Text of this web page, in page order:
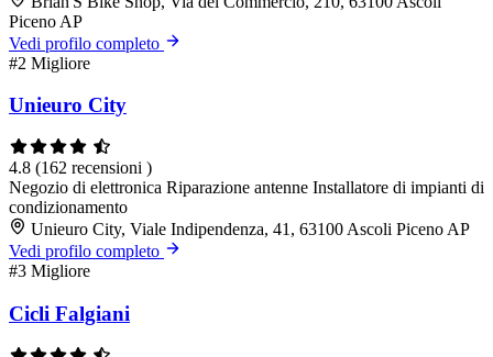
Piceno AP
Vedi profilo completo
#2 Migliore
Unieuro City
4.8 (162 recensioni )
Negozio di elettronica Riparazione antenne Installatore di impianti di
condizionamento
Unieuro City, Viale Indipendenza, 41, 63100 Ascoli Piceno AP
Vedi profilo completo
#3 Migliore
Cicli Falgiani